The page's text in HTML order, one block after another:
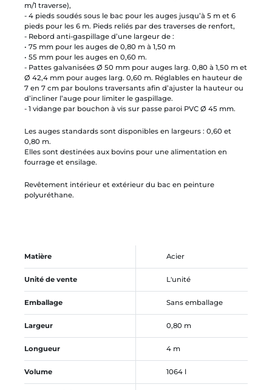
m/1 traverse),
- 4 pieds soudés sous le bac pour les auges jusqu’à 5 m et 6
pieds pour les 6 m. Pieds reliés par des traverses de renfort,
- Rebord anti-gaspillage d’une largeur de :
• 75 mm pour les auges de 0,80 m à 1,50 m
• 55 mm pour les auges en 0,60 m.
- Pattes galvanisées Ø 50 mm pour auges larg. 0,80 à 1,50 m et
Ø 42,4 mm pour auges larg. 0,60 m. Réglables en hauteur de
7 en 7 cm par boulons traversants afin d’ajuster la hauteur ou
d’incliner l’auge pour limiter le gaspillage.
- 1 vidange par bouchon à vis sur passe paroi PVC Ø 45 mm.
Les auges standards sont disponibles en largeurs : 0,60 et
0,80 m.
​​​Elles sont destinées aux bovins pour une alimentation en
fourrage et ensilage.
Revêtement intérieur et extérieur du bac en peinture
polyuréthane.
Matière Acier
Unité de vente L'unité
Emballage Sans emballage
Largeur 0,80 m
Longueur 4 m
Volume 1064 l